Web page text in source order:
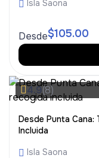
Isla Saona
Desde$105.00
4.9(8)
Desde Punta Cana:
Incluida
Isla Saona